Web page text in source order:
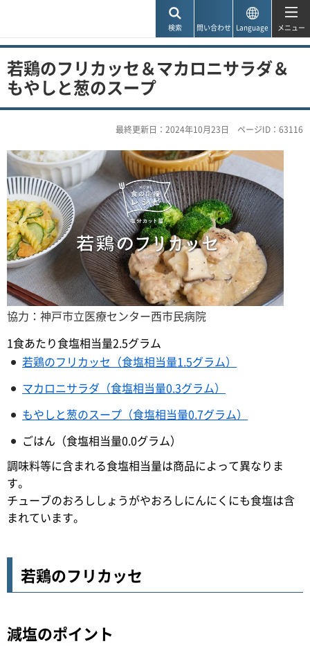
検索 問い合わせ Language メニュー
若鶏のフリカッセ＆マカロニサラダ＆
もやしと葱のスープ
最終更新日：2024年10月23日 ページID：63116
協力：神戸市立医療センター西市民病院
1食あたり食塩相当量2.5グラム
若鶏のフリカッセ（食塩相当量1.5グラム）
マカロニサラダ（食塩相当量0.3グラム）
もやしと葱のスープ（食塩相当量0.7グラム）
ごはん（食塩相当量0.0グラム）
調味料等に含まれる食塩相当量は商品によって異なりま
す。
チューブのおろししょうがやおろしにんにくにも食塩は含
まれています。
若鶏のフリカッセ
減塩のポイント